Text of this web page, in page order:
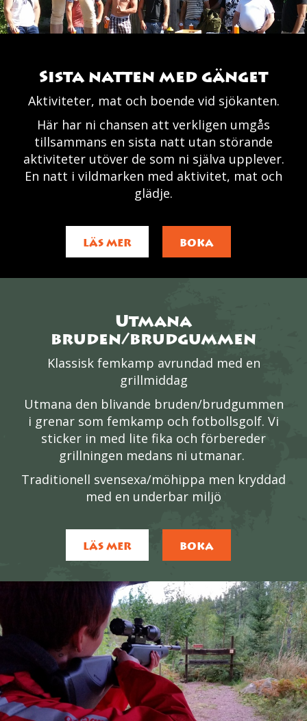
Sista natten med gänget
Aktiviteter, mat och boende vid sjökanten.
Här har ni chansen att verkligen umgås
tillsammans en sista natt utan störande
aktiviteter utöver de som ni själva upplever.
En natt i vildmarken med aktivitet, mat och
glädje.
LÄS MER BOKA
Utmana
bruden/brudgummen
Klassisk femkamp avrundad med en
grillmiddag
Utmana den blivande bruden/brudgummen
i grenar som femkamp och fotbollsgolf. Vi
sticker in med lite fika och förbereder
grillningen medans ni utmanar.
Traditionell svensexa/möhippa men kryddad
med en underbar miljö
LÄS MER BOKA